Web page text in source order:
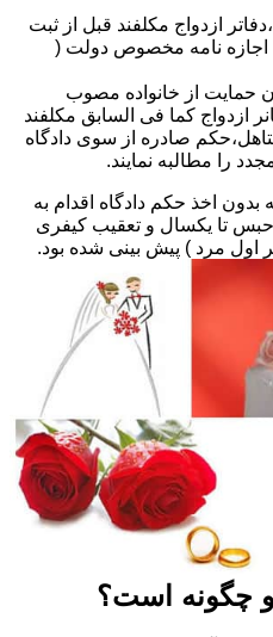
قانون مدنی،دفاتر ازدواج مکلفند قبل از ثبت
اجازه نامه مخصوص دولت (
عدم نسخ ماده ۱۶ قانون حمایت از خانواده مصوب
ازدواج کما فی السابق مکلفند
صادره از سوی دادگاه
را مطالبه نمایند.
اخذ حکم دادگاه اقدام به
تا یکسال و تعقیب کیفری
مرد ) پیش بینی شده بود.
چگونه است؟